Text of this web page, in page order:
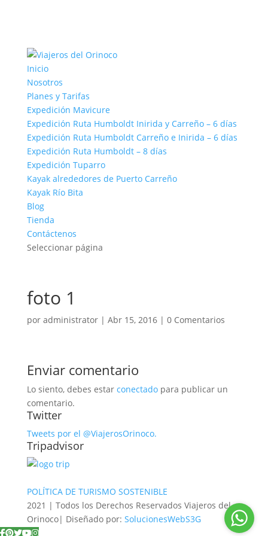
Inicio
Nosotros
Planes y Tarifas
Expedición Mavicure
Expedición Ruta Humboldt Inirida y Carreño – 6 días
Expedición Ruta Humboldt Carreño e Inirida – 6 días
Expedición Ruta Humboldt – 8 días
Expedición Tuparro
Kayak alrededores de Puerto Carreño
Kayak Río Bita
Blog
Tienda
Contáctenos
Seleccionar página
foto 1
por administrator| Abr 15, 2016| 0 Comentarios
Enviar comentario
Lo siento, debes estar conectadopara publicar un
comentario.
Twitter
Tweets por el @ViajerosOrinoco.
Tripadvisor
POLÍTICA DE TURISMO SOSTENIBLE
2021 | Todos los Derechos Reservados Viajeros del
Orinoco| Diseñado por: SolucionesWebS3G